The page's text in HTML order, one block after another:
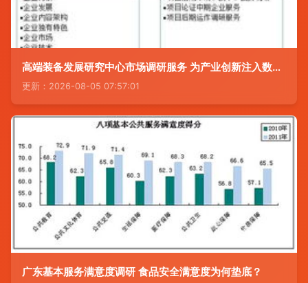
高端装备发展研究中心市场调研服务 为产业创新注入数据驱动力
更新：2026-08-05 07:57:01
广东基本服务满意度调研 食品安全满意度为何垫底？